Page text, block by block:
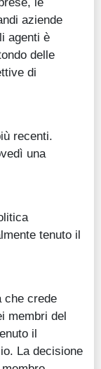
aziende
agenti è
delle
di
recenti.
una
tenuto il
che crede
membri del
il
La decisione